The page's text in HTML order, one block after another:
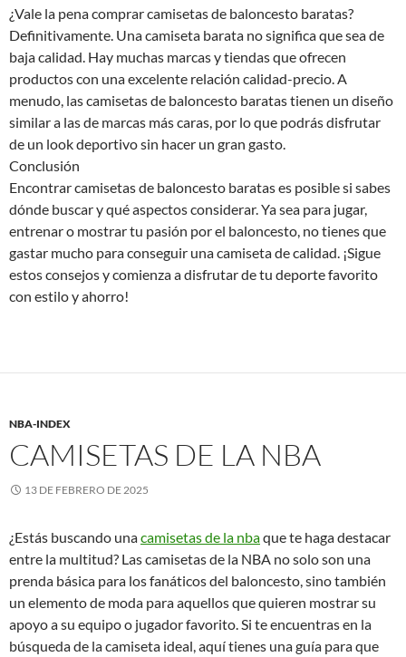
¿Vale la pena comprar camisetas de baloncesto baratas?
Definitivamente. Una camiseta barata no significa que sea de
baja calidad. Hay muchas marcas y tiendas que ofrecen
productos con una excelente relación calidad-precio. A
menudo, las camisetas de baloncesto baratas tienen un diseño
similar a las de marcas más caras, por lo que podrás disfrutar
de un look deportivo sin hacer un gran gasto.
Conclusión
Encontrar camisetas de baloncesto baratas es posible si sabes
dónde buscar y qué aspectos considerar. Ya sea para jugar,
entrenar o mostrar tu pasión por el baloncesto, no tienes que
gastar mucho para conseguir una camiseta de calidad. ¡Sigue
estos consejos y comienza a disfrutar de tu deporte favorito
con estilo y ahorro!
NBA-INDEX
CAMISETAS DE LA NBA
13 DE FEBRERO DE 2025
¿Estás buscando unacamisetas de la nbaque te haga destacar
entre la multitud? Las camisetas de la NBA no solo son una
prenda básica para los fanáticos del baloncesto, sino también
un elemento de moda para aquellos que quieren mostrar su
apoyo a su equipo o jugador favorito. Si te encuentras en la
búsqueda de la camiseta ideal, aquí tienes una guía para que